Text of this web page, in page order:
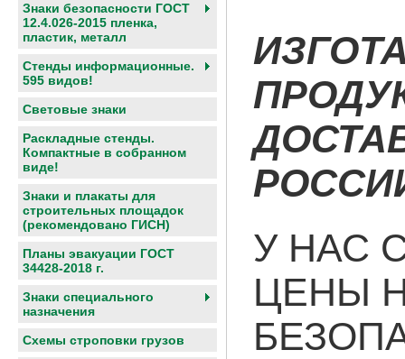
Знаки безопасности ГОСТ
12.4.026-2015 пленка,
пластик, металл
Стенды информационные.
595 видов!
Световые знаки
Раскладные стенды.
Компактные в собранном
виде!
Знаки и плакаты для
строительных площадок
(рекомендовано ГИСН)
Планы эвакуации ГОСТ
34428-2018 г.
Знаки специального
назначения
Схемы строповки грузов
У НАС
ЦЕНЫ